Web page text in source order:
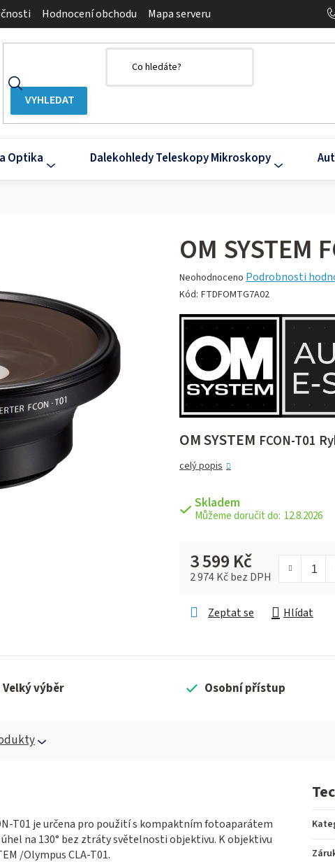
Hodnocení obchodu Mapa serveru
Optika Dalekohledy Teleskopy Mikroskopy
OM SYSTEM
Průměrné
hodnocení
je
z 5
hvězdiček.
Neohodnoceno Podrobnosti
Kód: FTDFOMTG7A02
OM SYSTEM FCON-T01
celý popis
Skladem
12.8.2026
3 599 Kč
2 974 Kč bez DPH
Zeptat se Hlídat
Velký výběr Osobní přístup
T01 je určena pro použití s kompaktním fotoaparátem
na 130° bez ztráty světelnosti objektivu. K objektivu
/Olympus CLA-T01.